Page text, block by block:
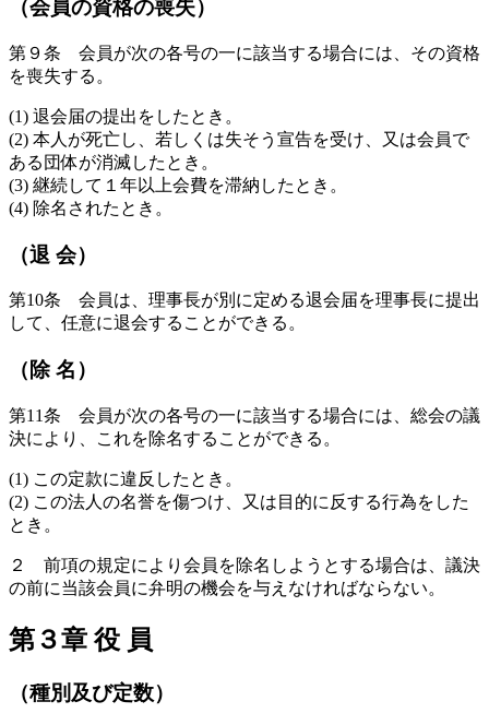
（会員の資格の喪失）
第９条 会員が次の各号の一に該当する場合には、その資格
を喪失する。
(1) 退会届の提出をしたとき。
(2) 本人が死亡し、若しくは失そう宣告を受け、又は会員で
ある団体が消滅したとき。
(3) 継続して１年以上会費を滞納したとき。
(4) 除名されたとき。
（退 会）
第10条 会員は、理事長が別に定める退会届を理事長に提出
して、任意に退会することができる。
（除 名）
第11条 会員が次の各号の一に該当する場合には、総会の議
決により、これを除名することができる。
(1) この定款に違反したとき。
(2) この法人の名誉を傷つけ、又は目的に反する行為をした
とき。
２ 前項の規定により会員を除名しようとする場合は、議決
の前に当該会員に弁明の機会を与えなければならない。
第３章 役 員
（種別及び定数）